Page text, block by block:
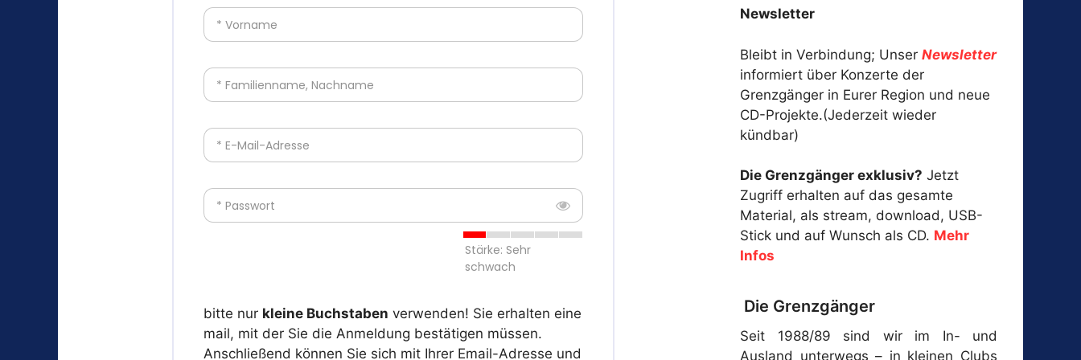
* Vorname
* Familienname, Nachname
* E-Mail-Adresse
* Passwort
Stärke: Sehr
schwach
bitte nur kleine Buchstaben verwenden! Sie erhalten eine
mail, mit der Sie die Anmeldung bestätigen müssen.
Anschließend können Sie sich mit Ihrer Email-Adresse und
Newsletter
Bleibt in Verbindung; Unser Newsletter
informiert über Konzerte der
Grenzgänger in Eurer Region und neue
CD-Projekte.(Jederzeit wieder
kündbar)
Die Grenzgänger exklusiv? Jetzt
Zugriff erhalten auf das gesamte
Material, als stream, download, USB-
Stick und auf Wunsch als CD. Mehr
Infos
Die Grenzgänger
Seit 1988/89 sind wir im In- und
Ausland unterwegs – in kleinen Clubs